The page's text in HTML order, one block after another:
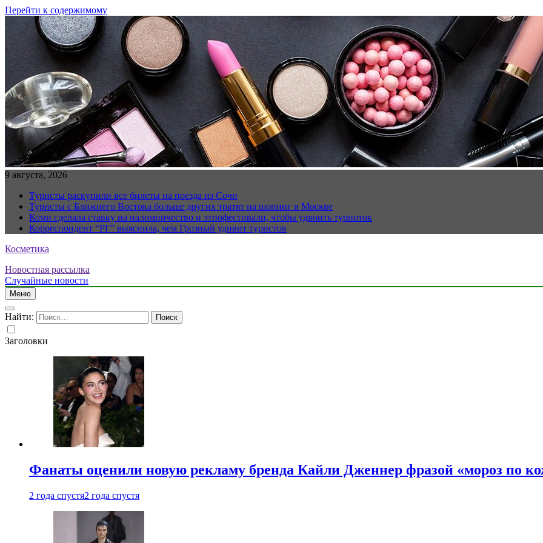
Перейти к содержимому
9 августа, 2026
Туристы раскупили все билеты на поезда из Сочи
Туристы с Ближнего Востока больше других тратят на шопинг в Москве
Коми сделала ставку на паломничество и этнофестивали, чтобы удвоить турпоток
Корреспондент “РГ” выяснила, чем Грозный удивит туристов
Косметика
Новостная рассылка
Случайные новости
Меню
Найти:
Заголовки
Фанаты оценили новую рекламу бренда Кайли Дженнер фразой «мороз по
2 года спустя2 года спустя